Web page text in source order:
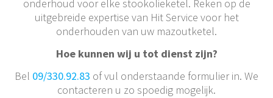
onderhoud voor elke stookolieketel. Reken op de
uitgebreide expertise van Hit Service voor het
onderhouden van uw mazoutketel.
Hoe kunnen wij u tot dienst zijn?
Bel 09/330.92.83 of vul onderstaande formulier in. We
contacteren u zo spoedig mogelijk.